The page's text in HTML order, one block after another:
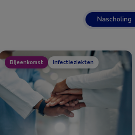
Nascholing
Bijeenkomst Infectieziekten